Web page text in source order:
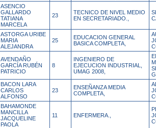
ASENCIO
GALLARDO
TATIANA
MARCELA
23
TECNICO DE NIVEL MEDIO
EN SECRETARIADO.,
ASTORGA URIBE
MARIA
ALEJANDRA
25
EDUCACION GENERAL
BASICA COMPLETA,
AVENDAÑO
GARCÍA RUBÉN
PATRICIO
8
INGENIERO DE
EJECUCION INDUSTRIAL,
UMAG 2008,
BACON LARA
CARLOS
ALFONSO
23
ENSEÑANZA MEDIA
COMPLETA,
BAHAMONDE
MANCILLA
JACQUELINE
PAOLA
11 ENFERMERA.,